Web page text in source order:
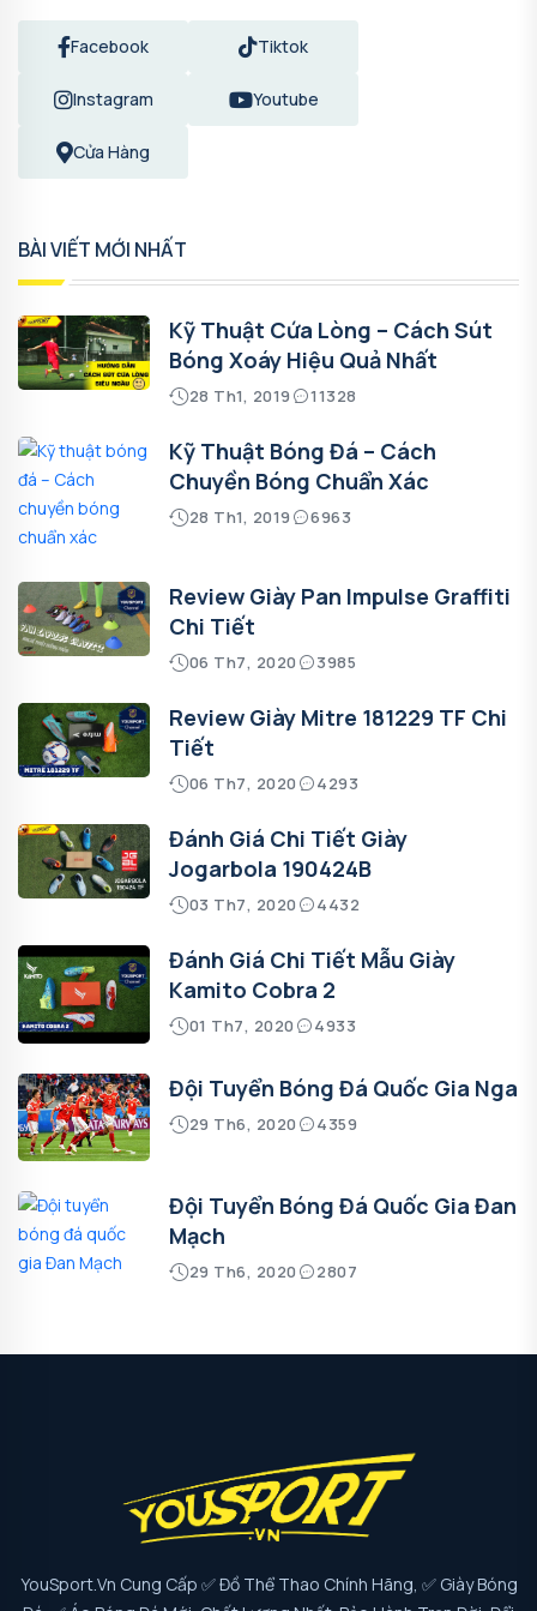
Facebook Tiktok
Instagram Youtube
Cửa Hàng
BÀI VIẾT MỚI NHẤT
Kỹ Thuật Cứa Lòng – Cách Sút
Bóng Xoáy Hiệu Quả Nhất
28 Th1, 2019 11328
Kỹ Thuật Bóng Đá – Cách
Chuyền Bóng Chuẩn Xác
28 Th1, 2019 6963
Review Giày Pan Impulse Graffiti
Chi Tiết
06 Th7, 2020 3985
Review Giày Mitre 181229 TF Chi
Tiết
06 Th7, 2020 4293
Đánh Giá Chi Tiết Giày
Jogarbola 190424B
03 Th7, 2020 4432
Đánh Giá Chi Tiết Mẫu Giày
Kamito Cobra 2
01 Th7, 2020 4933
Đội Tuyển Bóng Đá Quốc Gia Nga
29 Th6, 2020 4359
Đội Tuyển Bóng Đá Quốc Gia Đan
Mạch
29 Th6, 2020 2807
YouSport.vn Cung Cấp ✅ Đồ Thể Thao Chính Hãng, ✅ Giày Bóng